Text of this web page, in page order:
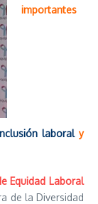
importantes
laboraly
Equidad Laboral
de la Diversidad